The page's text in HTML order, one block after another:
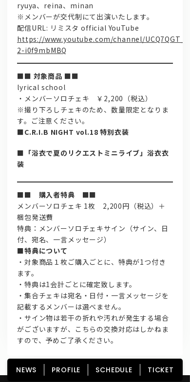
ryuya、reina、minan
※メンバーが交代制にて出演いたします。
配信URL: リミスタ official YouTube
https://www.youtube.com/channel/
2-i0f9mbMBQ
■■ 対象商品 ■■
lyrical school
・メンバーソロチェキ ￥2,200（税込）
※撮り下ろしチェキのため、数量限定となりま
す。ご注意ください。
■C.R.I.B NIGHT vol.18 特別衣装
■「浴衣で夏のリクエストミニライブ」浴衣衣
装
■■ 購入者特典 ■■
メンバーソロチェキ 1枚 2,200円（税込）＋
梱包発送費
特典：メンバーソロチェキサイン（サイン、日
付、宛名、一言メッセージ）
■特典について
・対象商品１枚ご購入ごとに、特典が1つ付き
ます。
・特典は1会計ごとに確定致します。
・集合チェキは宛名・日付・一言メッセージを
記載するメンバーは選べません。
・サイン物は若干の折れや汚れが発生する場合
がございますが、こちらの交換対応はしかねま
すので、予めご了承ください。
NEWS PROFILE SCHEDULE TICKET